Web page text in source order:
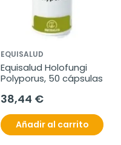
EQUISALUD
Equisalud Holofungi
Polyporus, 50 cápsulas
38,44 €
Añadir al carrito